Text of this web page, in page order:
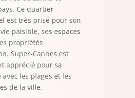
Ce quartier
est très prisé pour son
paisible, ses espaces
propriétés
Super-Cannes est
apprécié pour sa
les plages et les
de la ville.